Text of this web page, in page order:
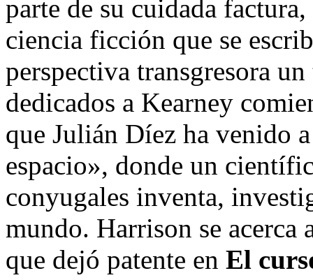
parte de su cuidada
ciencia ficción que se
perspectiva transgresora
dedicados a Kearney
que Julián Díez ha venido
espacio», donde un
conyugales inventa,
mundo. Harrison se acerca
que dejó patente en El